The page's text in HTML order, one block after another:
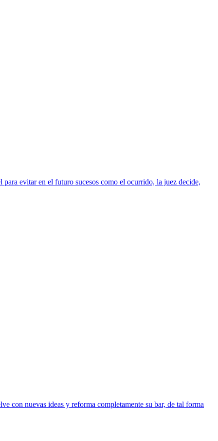
evitar en el futuro sucesos como el ocurrido, la juez decide,
con nuevas ideas y reforma completamente su bar, de tal forma